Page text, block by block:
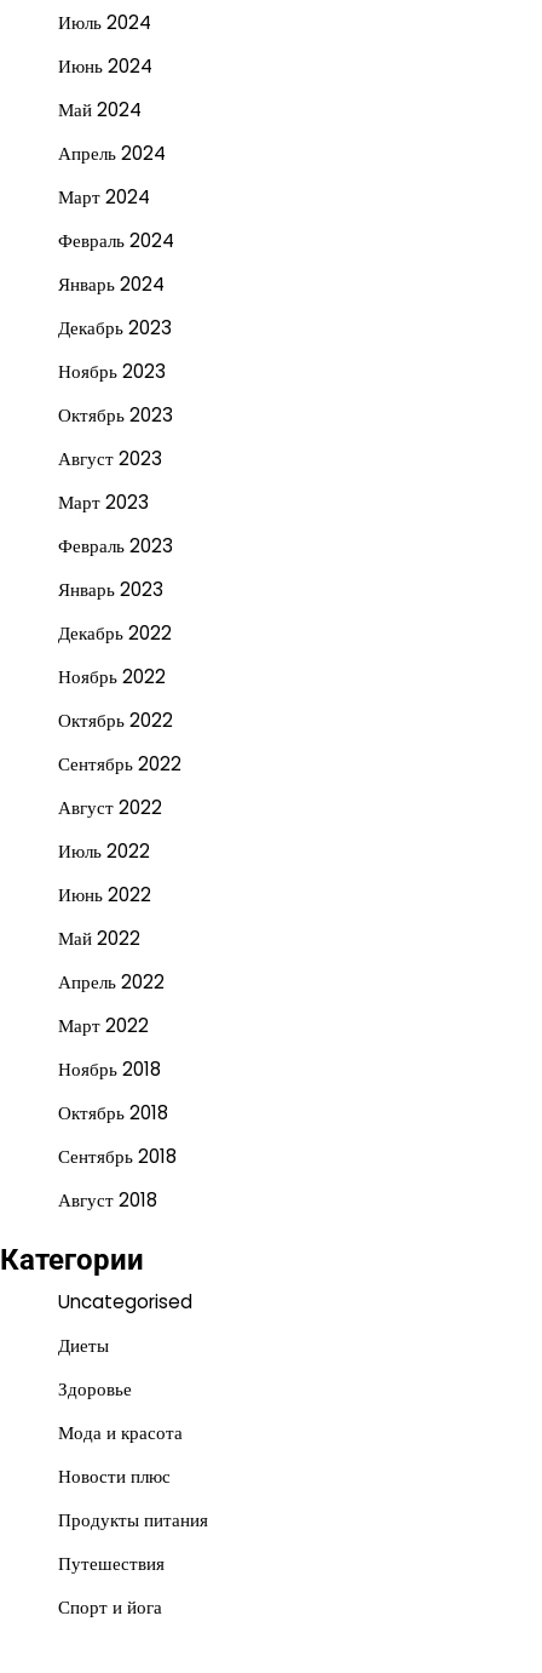
Июль 2024
Июнь 2024
Май 2024
Апрель 2024
Март 2024
Февраль 2024
Январь 2024
Декабрь 2023
Ноябрь 2023
Октябрь 2023
Август 2023
Март 2023
Февраль 2023
Январь 2023
Декабрь 2022
Ноябрь 2022
Октябрь 2022
Сентябрь 2022
Август 2022
Июль 2022
Июнь 2022
Май 2022
Апрель 2022
Март 2022
Ноябрь 2018
Октябрь 2018
Сентябрь 2018
Август 2018
Категории
Uncategorised
Диеты
Здоровье
Мода и красота
Новости плюс
Продукты питания
Путешествия
Спорт и йога